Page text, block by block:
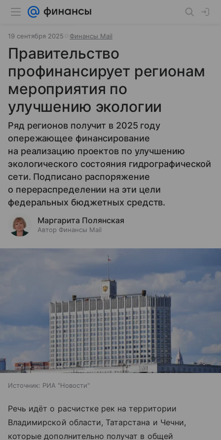
19 сентября 2025 Финансы Mail
Правительство
профинансирует регионам
мероприятия по
улучшению экологии
Ряд регионов получит в 2025 году
опережающее финансирование
на реализацию проектов по улучшению
экологического состояния гидрографической
сети. Подписано распоряжение
о перераспределении на эти цели
федеральных бюджетных средств.
Маргарита Полянская
Автор Финансы Mail
Источник: РИА "Новости"
Речь идёт о расчистке рек на территории
Владимирской области, Татарстана и Чечни,
которые дополнительно получат в общей